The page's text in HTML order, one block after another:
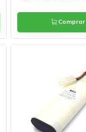
Comprar